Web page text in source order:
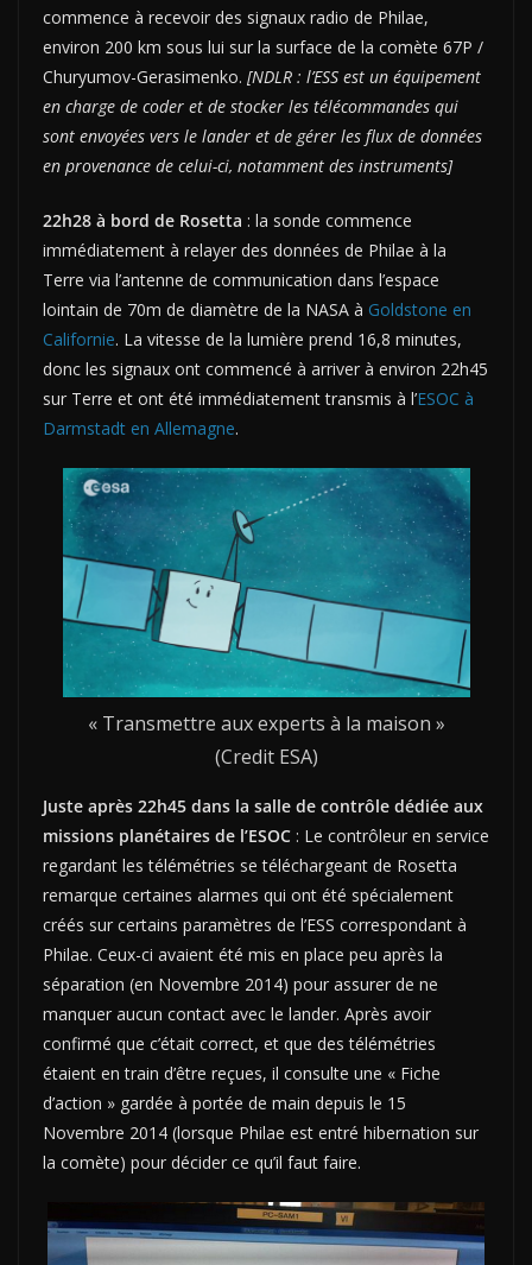
commence à recevoir des signaux radio de Philae,
environ 200 km sous lui sur la surface de la comète 67P /
Churyumov-Gerasimenko. [NDLR : l’ESS est un équipement
en charge de coder et de stocker les télécommandes qui
sont envoyées vers le lander et de gérer les flux de données
en provenance de celui-ci, notamment des instruments]
22h28 à bord de Rosetta : la sonde commence
immédiatement à relayer des données de Philae à la
Terre via l’antenne de communication dans l’espace
lointain de 70m de diamètre de la NASA à Goldstone en
Californie. La vitesse de la lumière prend 16,8 minutes,
donc les signaux ont commencé à arriver à environ 22h45
sur Terre et ont été immédiatement transmis à l’ESOC à
Darmstadt en Allemagne.
« Transmettre aux experts à la maison »
(Credit ESA)
Juste après 22h45 dans la salle de contrôle dédiée aux
missions planétaires de l’ESOC : Le contrôleur en service
regardant les télémétries se téléchargeant de Rosetta
remarque certaines alarmes qui ont été spécialement
créés sur certains paramètres de l’ESS correspondant à
Philae. Ceux-ci avaient été mis en place peu après la
séparation (en Novembre 2014) pour assurer de ne
manquer aucun contact avec le lander. Après avoir
confirmé que c’était correct, et que des télémétries
étaient en train d’être reçues, il consulte une « Fiche
d’action » gardée à portée de main depuis le 15
Novembre 2014 (lorsque Philae est entré hibernation sur
la comète) pour décider ce qu’il faut faire.